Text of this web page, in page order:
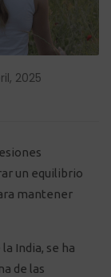
2025
un equilibrio
mantener
India, se ha
de las